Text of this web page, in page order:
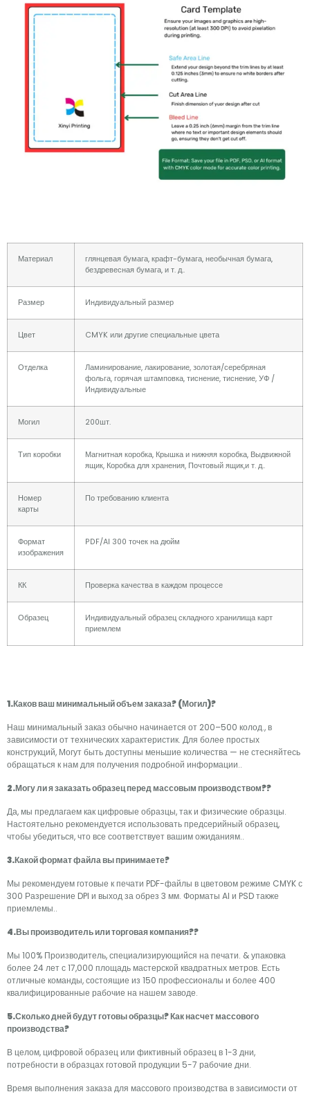
Материал
глянцевая бумага, крафт-бумага, необычная бумага,
бездревесная бумага, и т. д..
Размер Индивидуальный размер
Цвет CMYK или другие специальные цвета
Отделка
Ламинирование, лакирование, золотая/серебряная
фольга, горячая штамповка, тиснение, тиснение, УФ /
Индивидуальные
Могил 200шт.
Тип коробки
Магнитная коробка, Крышка и нижняя коробка, Выдвижной
ящик, Коробка для хранения, Почтовый ящик,и т. д..
Номер
карты
По требованию клиента
Формат
изображения
PDF/AI 300 точек на дюйм
КК Проверка качества в каждом процессе
Образец
Индивидуальный образец складного хранилища карт
приемлем
1.Каков ваш минимальный объем заказа? (Могил)?
Наш минимальный заказ обычно начинается от 200–500 колод., в
зависимости от технических характеристик. Для более простых
конструкций, Могут быть доступны меньшие количества — не стесняйтесь
обращаться к нам для получения подробной информации..
2.Могу ли я заказать образец перед массовым производством??
Да, мы предлагаем как цифровые образцы, так и физические образцы.
Настоятельно рекомендуется использовать предсерийный образец,
чтобы убедиться, что все соответствует вашим ожиданиям..
3.Какой формат файла вы принимаете?
Мы рекомендуем готовые к печати PDF-файлы в цветовом режиме CMYK с
300 Разрешение DPI и выход за обрез 3 мм. Форматы AI и PSD также
приемлемы..
4.Вы производитель или торговая компания??
Мы 100% Производитель, специализирующийся на печати. & упаковка
более 24 лет с 17,000 площадь мастерской квадратных метров. Есть
отличные команды, состоящие из 150 профессионалы и более 400
квалифицированные рабочие на нашем заводе.
5.Сколько дней будут готовы образцы? Как насчет массового
производства?
В целом, цифровой образец или фиктивный образец в 1-3 дни,
потребности в образцах готовой продукции 5-7 рабочие дни.
Время выполнения заказа для массового производства в зависимости от